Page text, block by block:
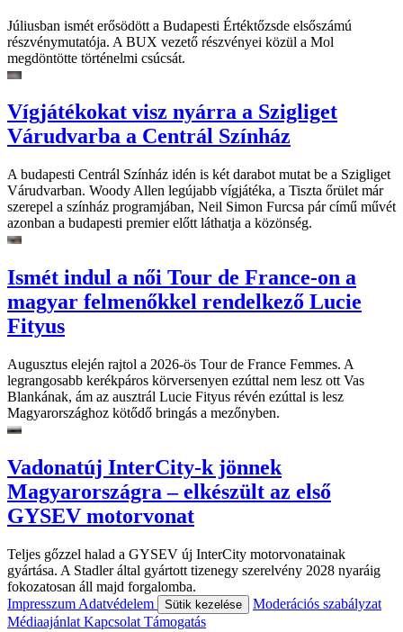
Júliusban ismét erősödött a Budapesti Értéktőzsde elsőszámú
részvénymutatója. A BUX vezető részvényei közül a Mol
megdöntötte történelmi csúcsát.
Vígjátékokat visz nyárra a Szigliget
Várudvarba a Centrál Színház
A budapesti Centrál Színház idén is két darabot mutat be a Szigliget
Várudvarban. Woody Allen legújabb vígjátéka, a Tiszta őrület már
szerepel a színház programjában, Neil Simon Furcsa pár című művét
azonban a budapesti premier előtt láthatja a közönség.
Ismét indul a női Tour de France-on a
magyar felmenőkkel rendelkező Lucie
Fityus
Augusztus elején rajtol a 2026-ös Tour de France Femmes. A
legrangosabb kerékpáros körversenyen ezúttal nem lesz ott Vas
Blankának, ám az ausztrál Lucie Fityus révén ezúttal is lesz
Magyarországhoz kötődő bringás a mezőnyben.
Vadonatúj InterCity-k jönnek
Magyarországra – elkészült az első
GYSEV motorvonat
Teljes gőzzel halad a GYSEV új InterCity motorvonatainak
gyártása. A Stadler által gyártott tizenegy szerelvény 2028 nyaráig
fokozatosan áll majd forgalomba.
Impresszum Adatvédelem Sütik kezelése
Moderációs szabályzat
Médiaajánlat Kapcsolat Támogatás